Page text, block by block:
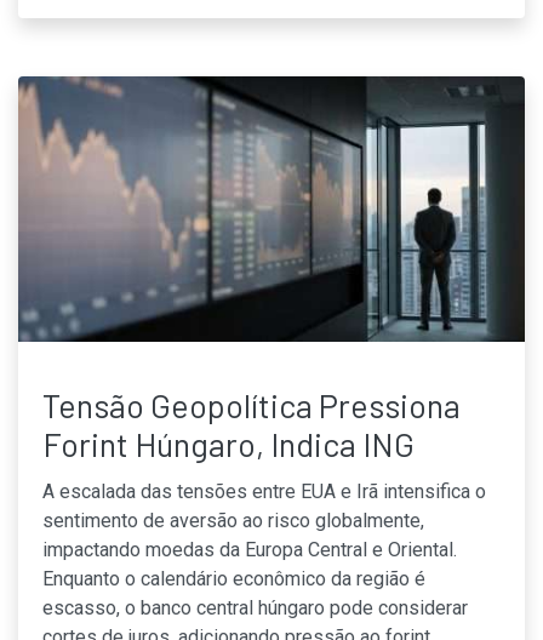
Tensão Geopolítica Pressiona
Forint Húngaro, Indica ING
A escalada das tensões entre EUA e Irã intensifica o
sentimento de aversão ao risco globalmente,
impactando moedas da Europa Central e Oriental.
Enquanto o calendário econômico da região é
escasso, o banco central húngaro pode considerar